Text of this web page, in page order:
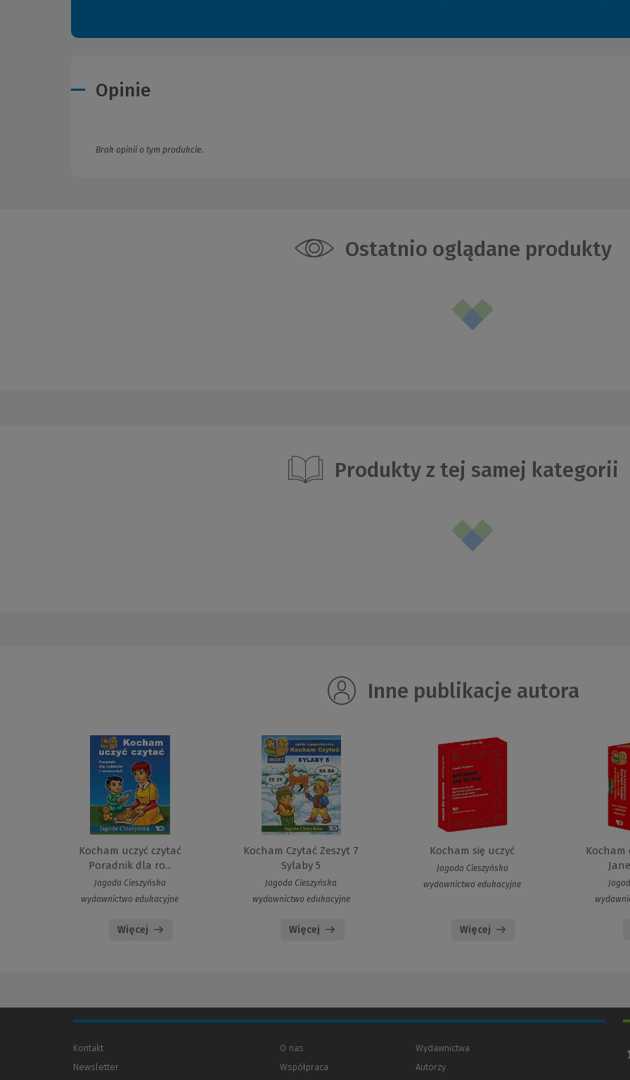
Opinie
Brak opinii o tym produkcie.
Ostatnio oglądane produkty
Produkty z tej samej kategorii
Inne publikacje autora
Kocham uczyć czytać
Poradnik dla ro...
Jagoda Cieszyńska
wydawnictwo edukacyjne
Więcej
Kocham Czytać Zeszyt 7
Sylaby 5
Jagoda Cieszyńska
wydawnictwo edukacyjne
Więcej
Kocham się uczyć
Jagoda Cieszyńska
wydawnictwo edukacyjne
Więcej
Kocham
Kontakt
Newsletter
O nas
Współpraca
Wydawnictwa
Autorzy